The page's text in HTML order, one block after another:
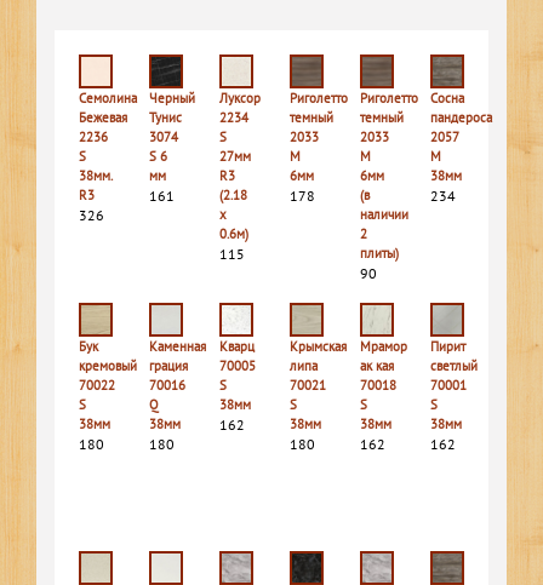
Семолина
Бежевая
2236
S
38мм.
R3
326
Черный
Тунис
3074
S 6
мм
161
Луксор
2234
S
27мм
R3
(2.18
х
0.6м)
115
Риголетто
темный
2033
M
6мм
178
Риголетто
темный
2033
M
6мм
(в
наличии
2
плиты)
90
Сосна
пандероса
2057
M
38мм
234
Бук
кремовый
70022
S
38мм
180
Каменная
грация
70016
Q
38мм
180
Кварц
70005
S
38мм
162
Крымская
липа
70021
S
38мм
180
Мрамор
ак кая
70018
S
38мм
162
Пирит
светлый
70001
S
38мм
162